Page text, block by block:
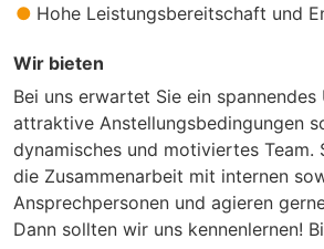
Hohe Leistungsbereitschaft und
Wir bieten
Bei uns erwartet Sie ein spannendes
attraktive Anstellungsbedingungen
dynamisches und motiviertes Team.
die Zusammenarbeit mit internen
Ansprechpersonen und agieren
Dann sollten wir uns kennenlernen!